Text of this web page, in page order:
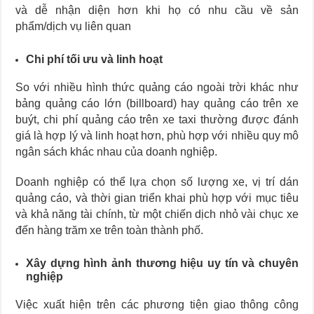
và dễ nhận diện hơn khi họ có nhu cầu về sản
phẩm/dịch vụ liên quan
Chi phí tối ưu và linh hoạt
So với nhiều hình thức quảng cáo ngoài trời khác như
bảng quảng cáo lớn (billboard) hay quảng cáo trên xe
buýt, chi phí quảng cáo trên xe taxi thường được đánh
giá là hợp lý và linh hoạt hơn, phù hợp với nhiều quy mô
ngân sách khác nhau của doanh nghiệp.
Doanh nghiệp có thể lựa chọn số lượng xe, vị trí dán
quảng cáo, và thời gian triển khai phù hợp với mục tiêu
và khả năng tài chính, từ một chiến dịch nhỏ vài chục xe
đến hàng trăm xe trên toàn thành phố.
Xây dựng hình ảnh thương hiệu uy tín và chuyên
nghiệp
Việc xuất hiện trên các phương tiện giao thông công